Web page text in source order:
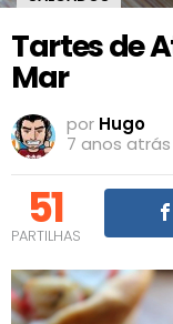
Tartes de
Mar
por Hugo
7 anos atrás
51
PARTILHAS